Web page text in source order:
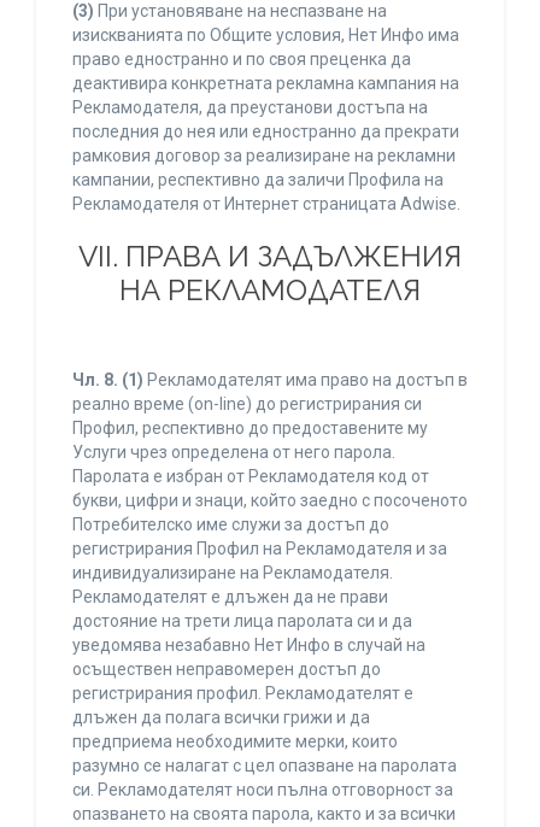
(3) При установяване на неспазване на
изискванията по Общите условия, Нет Инфо има
право едностранно и по своя преценка да
деактивира конкретната рекламна кампания на
Рекламодателя, да преустанови достъпа на
последния до нея или едностранно да прекрати
рамковия договор за реализиране на рекламни
кампании, респективно да заличи Профила на
Рекламодателя от Интернет страницата Adwise.
VII. ПРАВА И ЗАДЪЛЖЕНИЯ
НА РЕКЛАМОДАТЕЛЯ
Чл. 8. (1) Рекламодателят има право на достъп в
реално време (on-line) до регистрирания си
Профил, респективно до предоставените му
Услуги чрез определена от него парола.
Паролата е избран от Рекламодателя код от
букви, цифри и знаци, който заедно с посоченото
Потребителско име служи за достъп до
регистрирания Профил на Рекламодателя и за
индивидуализиране на Рекламодателя.
Рекламодателят е длъжен да не прави
достояние на трети лица паролата си и да
уведомява незабавно Нет Инфо в случай на
осъществен неправомерен достъп до
регистрирания профил. Рекламодателят е
длъжен да полага всички грижи и да
предприема необходимите мерки, които
разумно се налагат с цел опазване на паролата
си. Рекламодателят носи пълна отговорност за
опазването на своята парола, както и за всички